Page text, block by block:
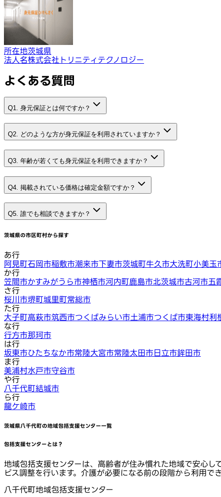
所在地茨城県
法人名株式会社トリニティテクノロジー
よくある質問
Q1. 身元保証とは何ですか？
Q2. どのような方が身元保証を利用されていますか？
Q3. 年齢が若くても身元保証を利用できますか？
Q4. 掲載されている価格は確定金額ですか？
Q5. 誰でも相談できますか？
茨城県の市区町村から探す
あ行
阿見町石岡市稲敷市潮来市下妻市茨城町牛久市大洗町小美玉
か行
笠間市かすみがうら市神栖市河内町鹿島市北茨城市古河市五
さ行
桜川市堺町城里町常総市
た行
大子町高萩市筑西市つくばみらい市土浦市つくば市東海村利
な行
行方市那珂市
は行
坂東市ひたちなか市常陸大宮市常陸太田市日立市鉾田市
ま行
美浦村水戸市守谷市
や行
八千代町結城市
ら行
龍ケ崎市
茨城県八千代町の地域包括支援センター一覧
包括支援センターとは？
地域包括支援センターは、高齢者が住み慣れた地域で安心し
ビス調整を行います。介護が必要になる前の段階から利用で
八千代町地域包括支援センター